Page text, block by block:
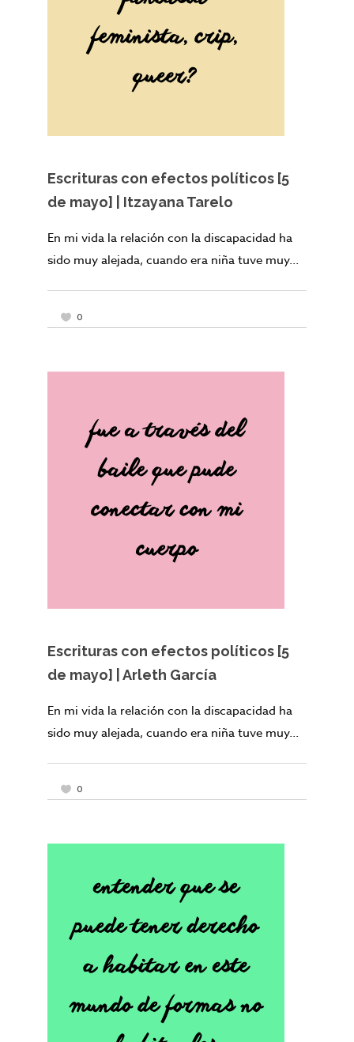
Escrituras con efectos políticos [5
de mayo] | Itzayana Tarelo
En mi vida la relación con la discapacidad ha
sido muy alejada, cuando era niña tuve muy...
0
Escrituras con efectos políticos [5
de mayo] | Arleth García
En mi vida la relación con la discapacidad ha
sido muy alejada, cuando era niña tuve muy...
0